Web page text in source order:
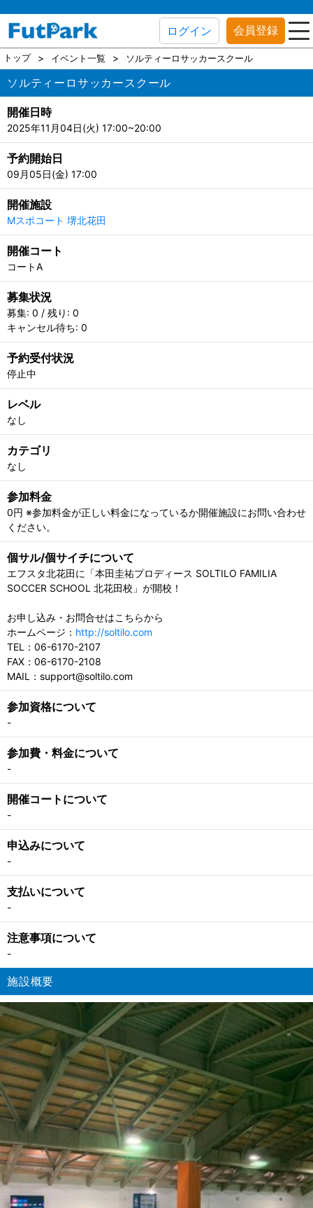
ログイン 会員登録
トップ イベント一覧 ソルティーロサッカースクール
ソルティーロサッカースクール
開催日時
2025年11月04日(火) 17:00~20:00
予約開始日
09月05日(金) 17:00
開催施設
Mスポコート 堺北花田
開催コート
コートA
募集状況
募集: 0 / 残り: 0
キャンセル待ち: 0
予約受付状況
停止中
レベル
なし
カテゴリ
なし
参加料金
0円 ※参加料金が正しい料金になっているか開催施設にお問い合わせ
ください。
個サル/個サイチについて
エフスタ北花田に「本田圭祐プロディース SOLTILO FAMILIA
SOCCER SCHOOL 北花田校」が開校！
お申し込み・お問合せはこちらから
ホームページ： http://soltilo.com
TEL：06-6170-2107
FAX：06-6170-2108
MAIL：support@soltilo.com
参加資格について
-
参加費・料金について
-
開催コートについて
-
申込みについて
-
支払いについて
-
注意事項について
-
施設概要